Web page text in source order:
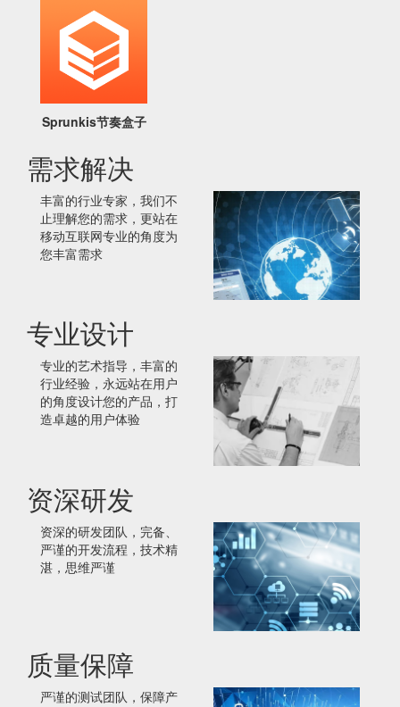
Sprunkis节奏盒子
需求解决
丰富的行业专家，我们不
止理解您的需求，更站在
移动互联网专业的角度为
您丰富需求
专业设计
专业的艺术指导，丰富的
行业经验，永远站在用户
的角度设计您的产品，打
造卓越的用户体验
资深研发
资深的研发团队，完备、
严谨的开发流程，技术精
湛，思维严谨
质量保障
严谨的测试团队，保障产